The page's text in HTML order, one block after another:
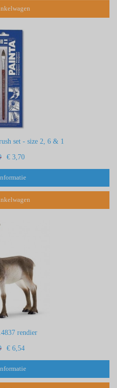
set - size 2, 6 & 1
€ 3,70
rendier
€ 6,54